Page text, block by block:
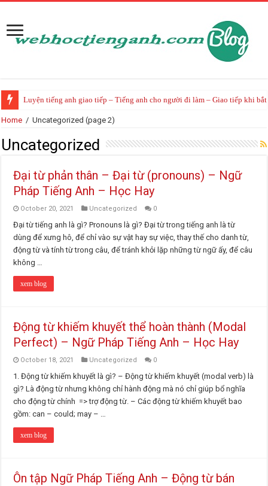
Luyện tiếng anh giao tiếp – Tiếng anh cho người đi làm – Giao tiếp khi bắt
Home / Uncategorized (page 2)
Uncategorized
Đại từ phản thân – Đại từ (pronouns) – Ngữ
Pháp Tiếng Anh – Học Hay
October 20, 2021 Uncategorized 0
Đại từ tiếng anh là gì? Pronouns là gì? Đại từ trong tiếng anh là từ
dùng để xưng hô, để chỉ vào sự vật hay sự việc, thay thế cho danh từ,
động từ và tính từ trong câu, để tránh khỏi lặp những từ ngữ ấy, để câu
không …
xem blog
Động từ khiếm khuyết thể hoàn thành (Modal
Perfect) – Ngữ Pháp Tiếng Anh – Học Hay
October 18, 2021 Uncategorized 0
1. Động từ khiếm khuyết là gì? – Động từ khiếm khuyết (modal verb) là
gì? Là động từ nhưng không chỉ hành động mà nó chỉ giúp bổ nghĩa
cho động từ chính => trợ động từ. – Các động từ khiếm khuyết bao
gồm: can – could; may – …
xem blog
Ôn tập Ngữ Pháp Tiếng Anh – Động từ bán